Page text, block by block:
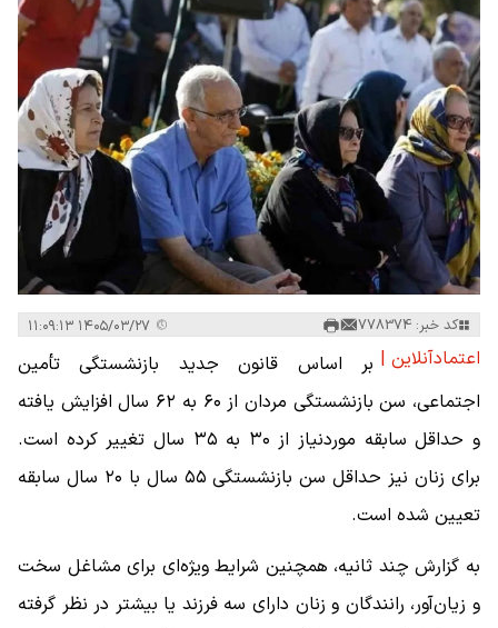
کد خبر: 778374
اعتمادآنلاین | بر اساس قانون جدید بازنشستگی تأمین
اجتماعی، سن بازنشستگی مردان از ۶۰ به ۶۲ سال افزایش یافته
و حداقل سابقه موردنیاز از ۳۰ به ۳۵ سال تغییر کرده است.
برای زنان نیز حداقل سن بازنشستگی ۵۵ سال با ۲۰ سال سابقه
تعیین شده است.
به گزارش چند ثانیه، همچنین شرایط ویژه‌ای برای مشاغل سخت
و زیان‌آور، رانندگان و زنان دارای سه فرزند یا بیشتر در نظر گرفته